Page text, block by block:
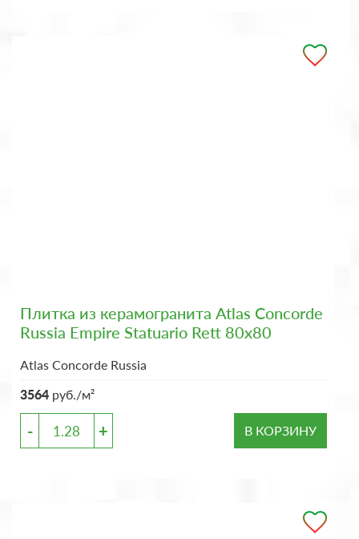
Плитка из керамогранита Atlas Concorde
Russia Empire Statuario Rett 80x80
Atlas Concorde Russia
3564 руб./м²
- + В КОРЗИНУ